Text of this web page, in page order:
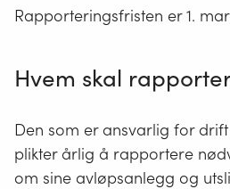
Rapporteringsfristen er 1.
Hvem skal
Den som er ansvarlig for
plikter årlig å rapportere
om sine avløpsanlegg og